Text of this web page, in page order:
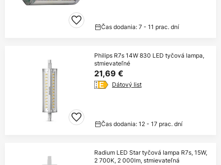
Čas dodania: 7 - 11 prac. dní
Philips R7s 14W 830 LED tyčová lampa,
stmievateľné
21,69 €
Dátový list
Čas dodania: 12 - 17 prac. dní
Radium LED Star tyčová lampa R7s, 15W,
2 700K, 2 000lm, stmievateľná